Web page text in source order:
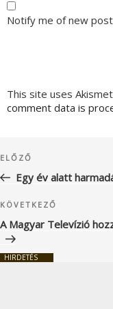
Notify me of new
This site uses
comment data is
navigáció
Korábbi
bejegyzés
ELŐZŐ
Egy év alatt
Következő
bejegyzés
KÖVETKEZŐ
A Magyar Televízió
HIRDETÉS